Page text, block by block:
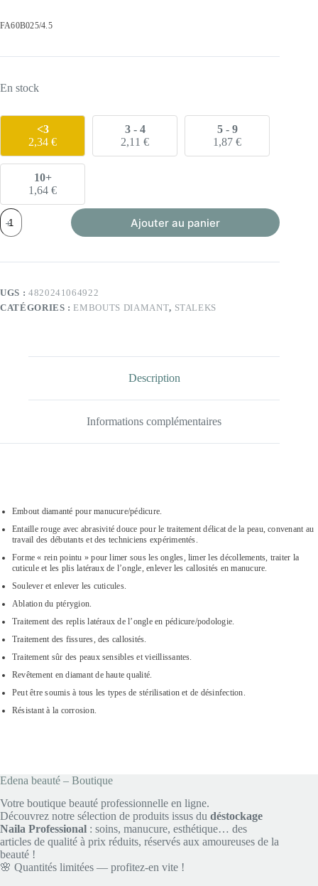
était :
est :
FA60B025/4.5
En stock
<3
2,34 €
3 - 4
2,11 €
5 - 9
1,87 €
10+
1,64 €
quantité
de
Embout
«
Arrondi,
Bleu,
Ajouter au panier
UGS : 4820241064922
CATÉGORIES :EMBOUTS DIAMANT, STALEKS
Description
Informations complémentaires
Embout diamanté pour manucure/pédicure.
Entaille rouge avec abrasivité douce pour le traitement délicat de la peau, convenant au
travail des débutants et des techniciens expérimentés.
Forme « rein pointu » pour limer sous les ongles, limer les décollements, traiter la
cuticule et les plis latéraux de l’ongle, enlever les callosités en manucure.
Soulever et enlever les cuticules.
Ablation du ptérygion.
Traitement des replis latéraux de l’ongle en pédicure/podologie.
Traitement des fissures, des callosités.
Traitement sûr des peaux sensibles et vieillissantes.
Revêtement en diamant de haute qualité.
Peut être soumis à tous les types de stérilisation et de désinfection.
Résistant à la corrosion.
Edena beauté – Boutique
Votre boutique beauté professionnelle en ligne.
Découvrez notre sélection de produits issus du déstockage
Naila Professional : soins, manucure, esthétique… des
articles de qualité à prix réduits, réservés aux amoureuses de la
beauté !
🌸 Quantités limitées — profitez-en vite !